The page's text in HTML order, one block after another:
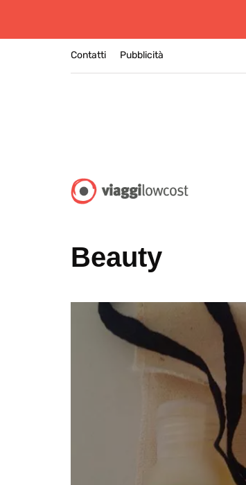
Contatti Pubblicità
Beauty